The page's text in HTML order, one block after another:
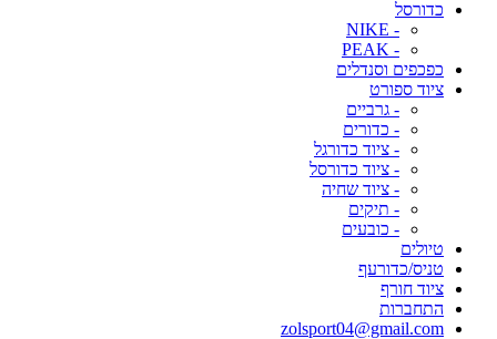
כדורסל
- NIKE
- PEAK
כפכפים וסנדלים
ציוד ספורט
- גרביים
- כדורים
- ציוד כדורגל
- ציוד כדורסל
- ציוד שחיה
- תיקים
- כובעים
טיולים
טניס/כדורעף
ציוד חורף
התחברות
zolsport04@gmail.com